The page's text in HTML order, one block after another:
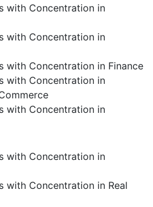
with Concentration in
with Concentration in
with Concentration in Finance
with Concentration in
with Concentration in
with Concentration in
with Concentration in Real